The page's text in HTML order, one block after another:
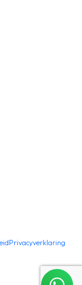
Privacyverklaring